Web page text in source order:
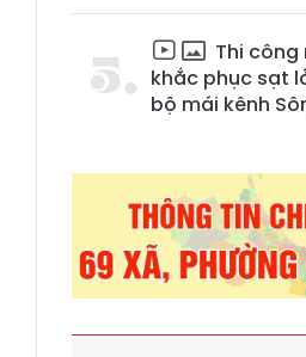
Thi
khắc phục sạt
bộ mái kênh